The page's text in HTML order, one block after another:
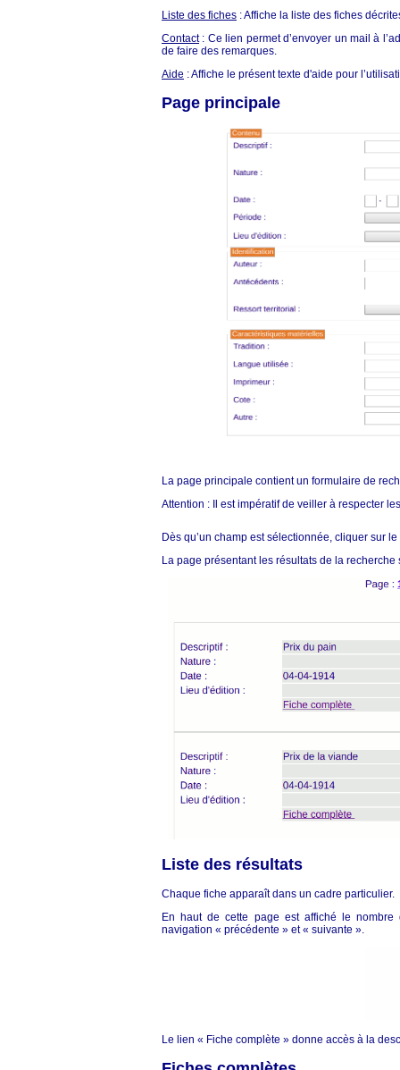
Liste des fiches : Affiche la liste des fiches
Contact: Ce lien permet d’envoyer un mail à
de faire des remarques.
Aide : Affiche le présent texte d'aide pour
Page principale
La page principale contient un formulaire de
Attention : Il est impératif de veiller à respecter
Dès qu’un champ est sélectionnée, cliquer sur
La page présentant les résultats de la recherche
Liste des résultats
Chaque fiche apparaît dans un cadre particulier.
En haut de cette page est affiché le
navigation « précédente » et « suivante ».
Le lien « Fiche complète » donne accès à la